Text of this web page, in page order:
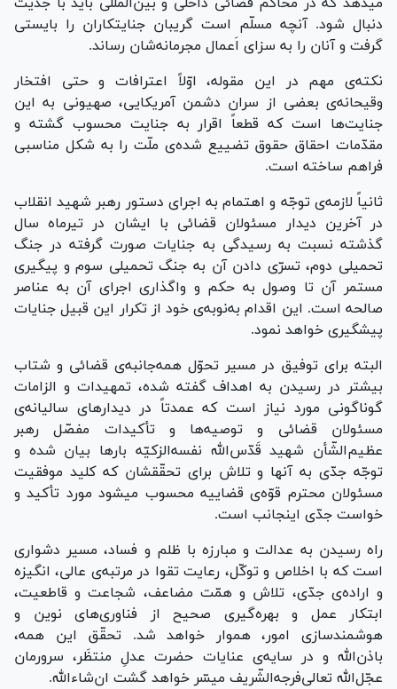
دنبال شود. آنچه مسلّم است گریبان جنایتکاران را بایستی
گرفت و آنان را به سزای اَعمال مجرمانه‌شان رساند.
نکته‌ی مهم در این مقوله، اوّلاً اعترافات و حتی افتخار
وقیحانه‌ی بعضی از سران دشمن آمریکایی، صهیونی به این
جنایت‌ها است که قطعاً اقرار به جنایت محسوب گشته و
مقدّمات احقاق حقوق تضییع شده‌ی ملّت را به شکل مناسبی
فراهم ساخته است.
ثانیاً لازمه‌ی توجّه و اهتمام به اجرای دستور رهبر شهید انقلاب
در آخرین دیدار مسئولان قضائی با ایشان در تیرماه سال
گذشته نسبت به رسیدگی به جنایات صورت گرفته در جنگ
تحمیلی دوم، تسرّی دادن آن به جنگ تحمیلی سوم و پیگیری
مستمر آن تا وصول به حکم و واگذاری اجرای آن به عناصر
صالحه است. این اقدام به‌نوبه‌ی خود از تکرار این قبیل جنایات
پیشگیری خواهد نمود.
البته برای توفیق در مسیر تحوّل همه‌جانبه‌ی قضائی و شتاب
بیشتر در رسیدن به اهداف گفته شده، تمهیدات و الزامات
گوناگونی مورد نیاز است که عمدتاً در دیدار‌های سالیانه‌ی
مسئولان قضائی و توصیه‌ها و تأکیدات مفصّل رهبر
عظیم‌الشّأن شهید قَدّس‌الله نفسه‌الزکیّه بار‌ها بیان شده و
توجّه جدّی به آنها و تلاش برای تحقّقشان که کلید موفقیت
مسئولان محترم قوّه‌ی قضاییه محسوب میشود مورد تأکید و
خواست جدّی اینجانب است.
راه رسیدن به عدالت و مبارزه با ظلم و فساد، مسیر دشواری
است که با اخلاص و توکّل، رعایت تقوا در مرتبه‌ی عالی، انگیزه
و اراده‌ی جدّی، تلاش و همّت مضاعف، شجاعت و قاطعیت،
ابتکار عمل و بهره‌گیری صحیح از فناوری‌های نوین و
هوشمندسازی امور، هموار خواهد شد. تحقّق این همه،
باذن‌الله و در سایه‌ی عنایات حضرت عدلِ منتظَر، سرورمان
عجّل‌الله تعالی‌فرجه‌الشّریف میسّر خواهد گشت ان‌شاءالله.